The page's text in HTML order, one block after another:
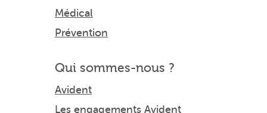
Médical
Prévention
Qui sommes-nous ?
Avident
Les engagements Avident